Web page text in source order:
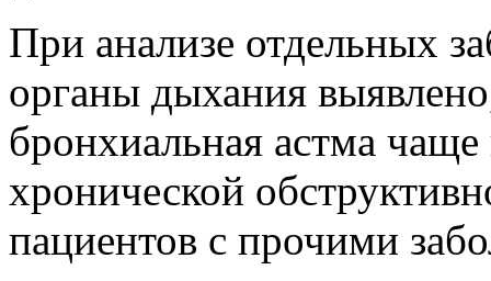
При анализе отдельных
органы дыхания
бронхиальная астма чаще
хронической
пациентов с прочими